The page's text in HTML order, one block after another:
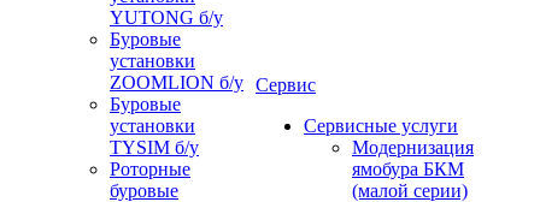
YUTONG б/у
Буровые
установки
ZOOMLION б/у
Буровые
установки
TYSIM б/у
Роторные
буровые
Сервис
Сервисные услуги
Модернизация
ямобура БКМ
(малой серии)